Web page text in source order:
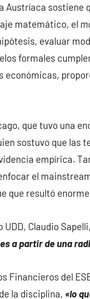
Austríaca sostiene
matemático, el
evaluar
formales
que tuvo una
sostuvo que las
empírica.
el
que resultó
Claudio
a partir de una
Financieros del
la disciplina, «lo